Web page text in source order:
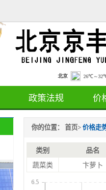
政策法规 价
你的位置： 首页> 价格走
类别
品名
蔬菜类
卞萝卜
6.5